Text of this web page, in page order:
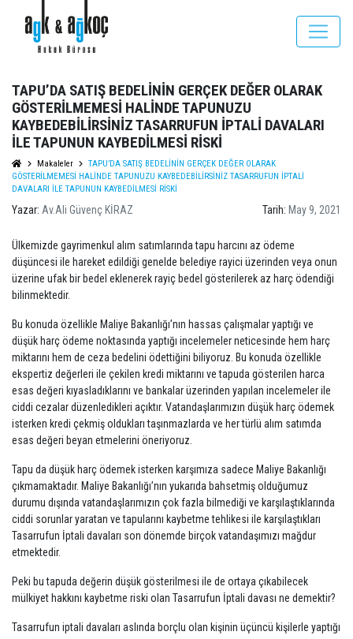
TAPU’DA SATIŞ BEDELİNİN GERÇEK DEĞER OLARAK
GÖSTERİLMEMESİ HALİNDE TAPUNUZU
KAYBEDEBİLİRSİNİZ TASARRUFUN İPTALİ DAVALARI
İLE TAPUNUN KAYBEDİLMESİ RİSKİ
Makaleler
TAPU’DA SATIŞ BEDELİNİN GERÇEK DEĞER OLARAK
GÖSTERİLMEMESİ HALİNDE TAPUNUZU KAYBEDEBİLİRSİNİZ TASARRUFUN İPTALİ
DAVALARI İLE TAPUNUN KAYBEDİLMESİ RİSKİ
Yazar: Av.Ali Güvenç KİRAZ Tarih: May 9, 2021
Ülkemizde gayrimenkul alım satımlarında tapu harcını az ödeme
düşüncesi ile hareket edildiği genelde belediye rayici üzerinden veya onun
üzerine ufak bir bedel eklenerek rayiç bedel gösterilerek az harç ödendiği
bilinmektedir.
Bu konuda özellikle Maliye Bakanlığı’nın hassas çalışmalar yaptığı ve
düşük harç ödeme noktasında yaptığı incelemeler neticesinde hem harç
miktarını hem de ceza bedelini ödettiğini biliyoruz. Bu konuda özellikle
ekspertiz değerleri ile çekilen kredi miktarını ve tapuda gösterilen harca
esas değeri kıyasladıklarını ve bankalar üzerinden yapılan incelemeler ile
ciddi cezalar düzenledikleri açıktır. Vatandaşlarımızın düşük harç ödemek
isterken kredi çekmiş oldukları taşınmazlarda ve her türlü alım satımda
esas değeri beyan etmelerini öneriyoruz.
Tapu da düşük harç ödemek isterken karşımıza sadece Maliye Bakanlığı
çıkmamaktadır. Maliye Bakanlığı’nın yukarıda bahsetmiş olduğumuz
durumu dışında vatandaşlarımızın çok fazla bilmediği ve karşılaştıklarında
ciddi sorunlar yaratan ve tapularını kaybetme tehlikesi ile karşılaştıkları
Tasarrufun İptali davaları son dönemde birçok vatandaşımızı mağdur
etmektedir.
Peki bu tapuda değerin düşük gösterilmesi ile de ortaya çıkabilecek
mülkiyet hakkını kaybetme riski olan Tasarrufun İptali davası ne demektir?
Tasarrufun iptali davaları aslında borçlu olan kişinin üçüncü kişilerle yaptığı